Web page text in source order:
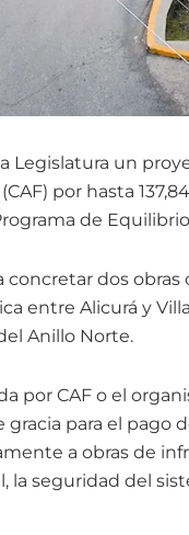
Legislatura un
por hasta
de
concretar dos
entre Alicurá y
Anillo Norte.
por CAF o el
para el pago
a obras de
la seguridad del